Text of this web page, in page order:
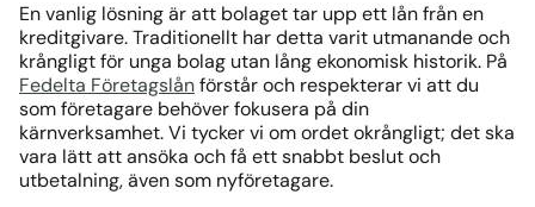
En vanlig lösning är att bolaget tar upp ett lån från en
kreditgivare. Traditionellt har detta varit utmanande och
krångligt för unga bolag utan lång ekonomisk historik. På
Fedelta Företagslånförstår och respekterar vi att du
som företagare behöver fokusera på din
kärnverksamhet. Vi tycker vi om ordet okrångligt; det ska
vara lätt att ansöka och få ett snabbt beslut och
utbetalning, även som nyföretagare.